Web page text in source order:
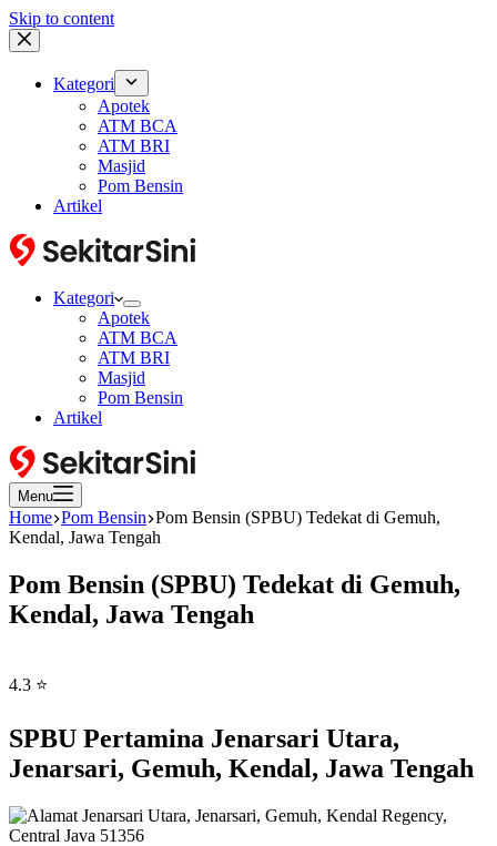
Skip to content
Kategori
Apotek
ATM BCA
ATM BRI
Masjid
Pom Bensin
Artikel
Kategori
Apotek
ATM BCA
ATM BRI
Masjid
Pom Bensin
Artikel
Menu
Home Pom Bensin Pom Bensin (SPBU) Tedekat di Gemuh,
Kendal, Jawa Tengah
Pom Bensin (SPBU) Tedekat di Gemuh,
Kendal, Jawa Tengah
4.3 ⭐
SPBU Pertamina Jenarsari Utara,
Jenarsari, Gemuh, Kendal, Jawa Tengah
Jenarsari Utara, Jenarsari, Gemuh, Kendal Regency,
Central Java 51356